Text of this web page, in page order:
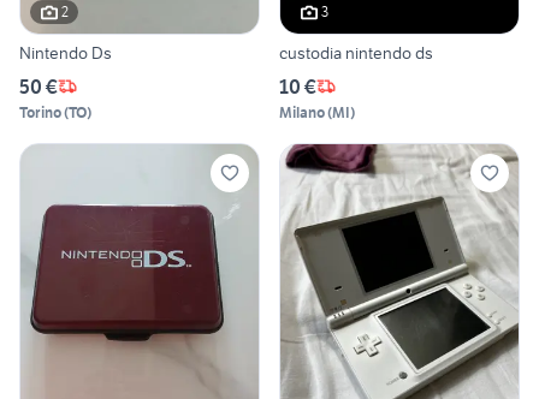
2
Nintendo Ds
50 €
Torino(TO)
3
custodia nintendo ds
10 €
Milano(MI)